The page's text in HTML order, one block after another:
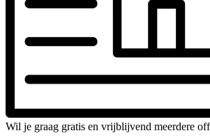
Wil je graag gratis en vrijblijvend meerdere